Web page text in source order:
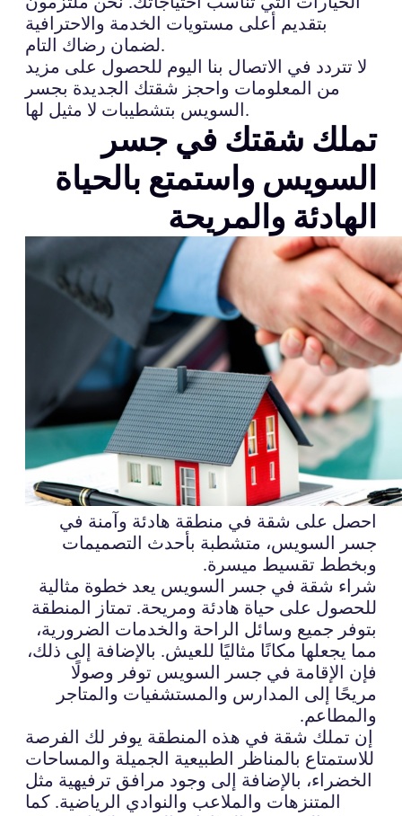
بتقديم أعلى مستويات الخدمة والاحترافية
لضمان رضاك التام.
لا تتردد في الاتصال بنا اليوم للحصول على مزيد
من المعلومات واحجز شقتك الجديدة بجسر
السويس بتشطيبات لا مثيل لها.
تملك شقتك في جسر
السويس واستمتع بالحياة
الهادئة والمريحة
احصل على شقة في منطقة هادئة وآمنة في
جسر السويس، متشطبة بأحدث التصميمات
وبخطط تقسيط ميسرة.
شراء شقة في جسر السويس يعد خطوة مثالية
للحصول على حياة هادئة ومريحة. تمتاز المنطقة
بتوفر جميع وسائل الراحة والخدمات الضرورية،
مما يجعلها مكانًا مثاليًا للعيش. بالإضافة إلى ذلك،
فإن الإقامة في جسر السويس توفر وصولًا
مريحًا إلى المدارس والمستشفيات والمتاجر
والمطاعم.
إن تملك شقة في هذه المنطقة يوفر لك الفرصة
للاستمتاع بالمناظر الطبيعية الجميلة والمساحات
الخضراء، بالإضافة إلى وجود مرافق ترفيهية مثل
المتنزهات والملاعب والنوادي الرياضية. كما